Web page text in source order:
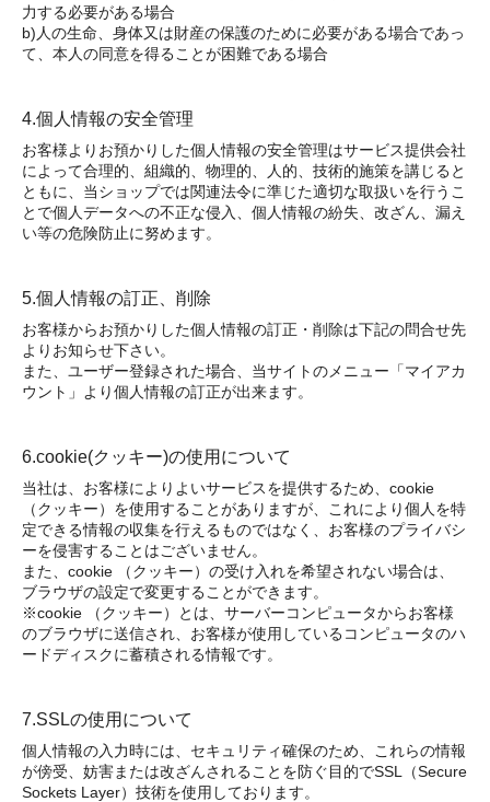
力する必要がある場合
b)人の生命、身体又は財産の保護のために必要がある場合であっ
て、本人の同意を得ることが困難である場合
4.個人情報の安全管理
お客様よりお預かりした個人情報の安全管理はサービス提供会社
によって合理的、組織的、物理的、人的、技術的施策を講じると
ともに、当ショップでは関連法令に準じた適切な取扱いを行うこ
とで個人データへの不正な侵入、個人情報の紛失、改ざん、漏え
い等の危険防止に努めます。
5.個人情報の訂正、削除
お客様からお預かりした個人情報の訂正・削除は下記の問合せ先
よりお知らせ下さい。
また、ユーザー登録された場合、当サイトのメニュー「マイアカ
ウント」より個人情報の訂正が出来ます。
6.cookie(クッキー)の使用について
当社は、お客様によりよいサービスを提供するため、cookie
（クッキー）を使用することがありますが、これにより個人を特
定できる情報の収集を行えるものではなく、お客様のプライバシ
ーを侵害することはございません。
また、cookie （クッキー）の受け入れを希望されない場合は、
ブラウザの設定で変更することができます。
※cookie （クッキー）とは、サーバーコンピュータからお客様
のブラウザに送信され、お客様が使用しているコンピュータのハ
ードディスクに蓄積される情報です。
7.SSLの使用について
個人情報の入力時には、セキュリティ確保のため、これらの情報
が傍受、妨害または改ざんされることを防ぐ目的でSSL（Secure
Sockets Layer）技術を使用しております。